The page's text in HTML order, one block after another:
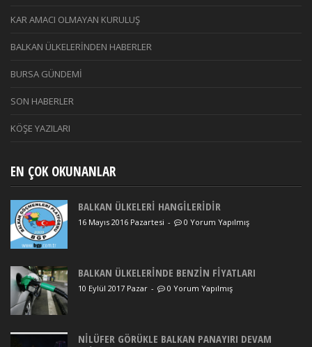
KAR AMACI OLMAYAN KURULUŞ
BALKAN ÜLKELERİNDEN HABERLER
BURSA GÜNDEMİ
SON HABERLER
KÖŞE YAZILARI
EN ÇOK OKUNANLAR
BALKAN ÜLKELERİ HANGİLERİDİR
16 Mayıs 2016 Pazartesi - 0 Yorum Yapılmış
BALKAN ÜLKELERİNDE BENZİN FİYATLARI
10 Eylül 2017 Pazar - 0 Yorum Yapılmış
NİLÜFER GÖRÜKLE BALKAN PANAYIRI DEVAM